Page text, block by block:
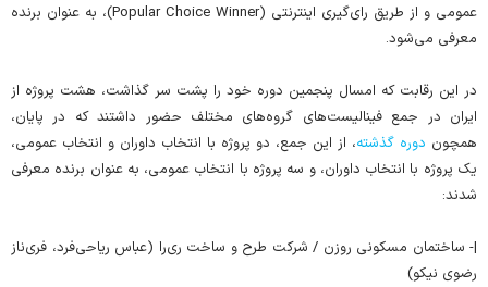
عمومی و از طریق رای‌گیری اینترنتی (Popular Choice Winner)، به عنوان برنده
معرفی می‌شود.
در این رقابت که امسال پنجمین دوره خود را پشت سر گذاشت، هشت پروژه از
ایران در جمع فینالیست‌های گروه‌های مختلف حضور داشتند که در پایان،
همچون دوره گذشته، از این جمع، دو پروژه با انتخاب داوران و انتخاب عمومی،
یک پروژه با انتخاب داوران، و سه پروژه با انتخاب عمومی، به عنوان برنده معرفی
شدند:
|- ساختمان مسکونی روزن / شرکت طرح و ساخت ری‌را (عباس ریاحی‌فرد، فری‌ناز
رضوی نیکو)